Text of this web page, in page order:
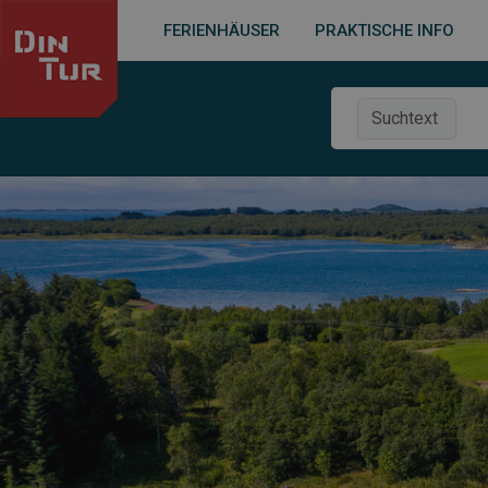
FERIENHÄUSER PRAKTISCHE INFO